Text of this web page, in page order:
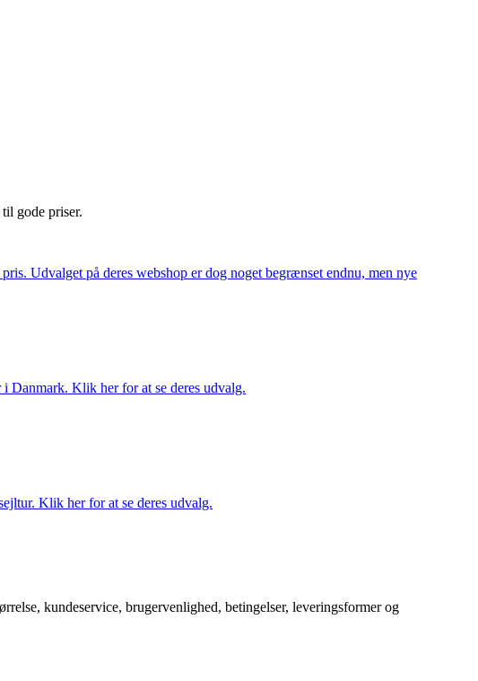
gode priser.
Udvalget på deres webshop er dog noget begrænset endnu, men nye
Danmark. Klik her for at se deres udvalg.
Klik her for at se deres udvalg.
kundeservice, brugervenlighed, betingelser, leveringsformer og